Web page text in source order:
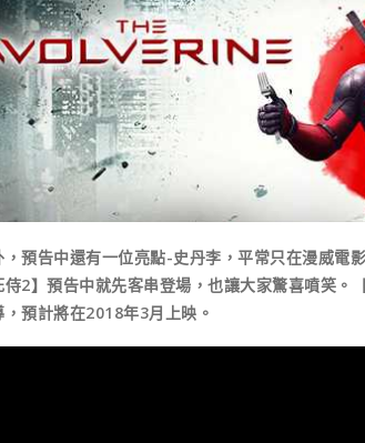
預告中還有一位亮點-史丹李，平常只在漫威電
侍2】預告中就先客串登場，也讓大家驚喜噴笑。
，預計將在2018年3月上映。